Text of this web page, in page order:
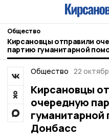
Общество
Кирсановцы отправили
партию гуманитарной
Донбасс
Общество 22
Кирсановцы
очередную
Донбасс